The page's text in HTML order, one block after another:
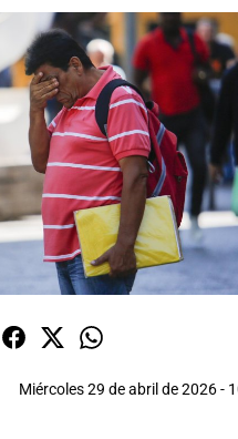
Miércoles 29 de abril de 2026 -